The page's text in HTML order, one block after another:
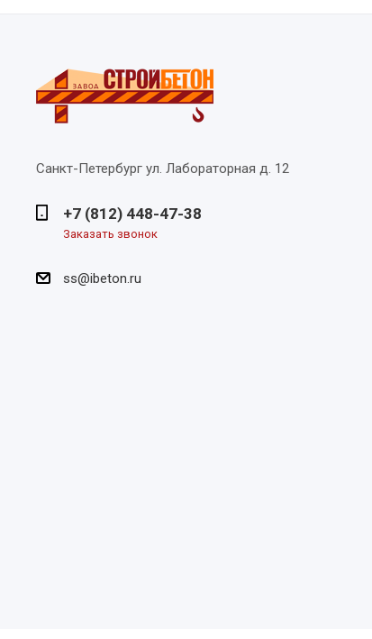
Санкт-Петербург ул. Лабораторная д. 12
+7 (812) 448-47-38
Заказать звонок
ss@ibeton.ru